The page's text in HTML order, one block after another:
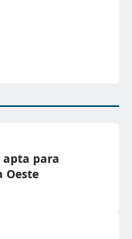
apta para
Oeste